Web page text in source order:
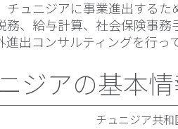
ュニジアに事業進出するた
務、給与計算、社会保険事務
出コンサルティングを行っ
ジアの基本
チュニジア共和